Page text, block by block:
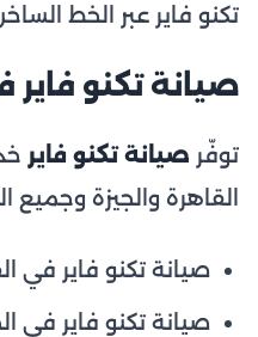
تكنو فاير عبر الخط
صيانة تكنو
توفّر صيانة تكنو فاير
القاهرة والجيزة
صيانة تكنو فاير في
صيانة تكنو فاير في